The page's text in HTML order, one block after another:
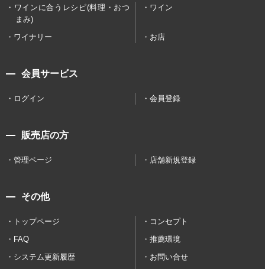
ワインに合うレシピ(料理・おつ
まみ)
ワイン
ワイナリー お店
会員サービス
ログイン 会員登録
販売店の方
管理ページ 店舗新規登録
その他
トップページ
コンセプト
FAQ
推薦環境
システム更新履歴
お問い合せ